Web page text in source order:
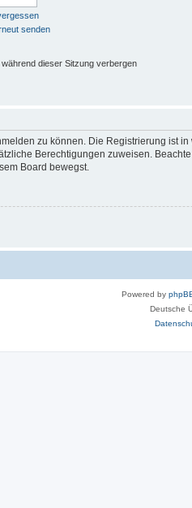
senden
dieser Sitzung verbergen
zu können. Die Registrierung ist
Berechtigungen zuweisen.
Board bewegst.
Powered by
Deutsche